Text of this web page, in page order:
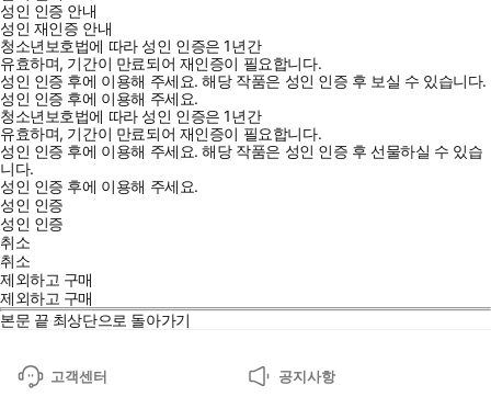
효율적인 학습을 위한 온라인 스터디를 운영하며, 꾸준히 공부할
수 있도록 지원합니다. 학습 중 궁금한 점이 있다면 Q&A 커뮤니
티를 통해 도움을 받을 수 있습니다.
- 자투리 시간 활용을 위한 수험용 앱 제공
자투리 시간을 활용해 틈틈이 학습할 수 있는 수험용 앱을 제공합니
다. 수험용 앱에서는 총 4회차의 모의고사 및 기출문제를 수록하고
있으며, 자동으로 채점해주는 기능과 오답노트 기능이 있어 효율적
으로 학습할 수 있습니다.
성인 인증 안내
성인 재인증 안내
청소년보호법에 따라 성인 인증은 1년간
유효하며, 기간이 만료되어 재인증이 필요합니다.
성인 인증 후에 이용해 주세요.해당 작품은 성인 인증 후 보실 수 있습니다.
성인 인증 후에 이용해 주세요.
청소년보호법에 따라 성인 인증은 1년간
유효하며, 기간이 만료되어 재인증이 필요합니다.
성인 인증 후에 이용해 주세요.해당 작품은 성인 인증 후 선물하실 수 있습
니다.
성인 인증 후에 이용해 주세요.
성인 인증
성인 인증
취소
취소
제외하고 구매
제외하고 구매
본문 끝 최상단으로 돌아가기
고객센터 공지사항